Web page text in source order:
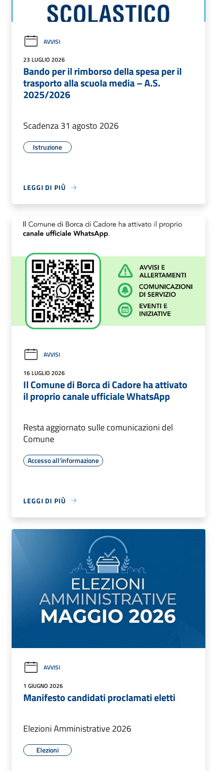
AVVISI
23 LUGLIO 2026
Bando per il rimborso della spesa per il
trasporto alla scuola media – A.S.
2025/2026
Scadenza 31 agosto 2026
Istruzione
LEGGI DI PIÙ
AVVISI
16 LUGLIO 2026
Il Comune di Borca di Cadore ha attivato
il proprio canale ufficiale WhatsApp
Resta aggiornato sulle comunicazioni del
Comune
Accesso all'informazione
LEGGI DI PIÙ
AVVISI
1 GIUGNO 2026
Manifesto candidati proclamati eletti
Elezioni Amministrative 2026
Elezioni